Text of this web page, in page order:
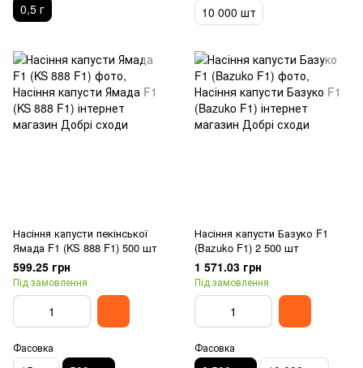
0,5 г
10 000 шт
Насіння капусти пекінської
Ямада F1 (KS 888 F1) 500 шт
599.25 грн
Під замовлення
Фасовка
Насіння капусти Базуко F1
(Bazuko F1) 2 500 шт
1 571.03 грн
Під замовлення
Фасовка